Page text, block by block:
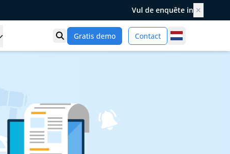
Vul de enquête in ✕
Toon zoek
Gratis demo Contact Netherlands